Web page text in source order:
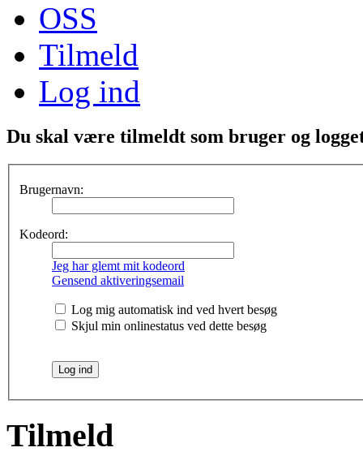
OSS
Tilmeld
Log ind
Du skal være tilmeldt som bruger og
Brugernavn:
Kodeord:
Jeg har glemt mit kodeord
Gensend aktiveringsemail
Log mig automatisk ind ved hvert besøg
Skjul min onlinestatus ved dette besøg
Tilmeld